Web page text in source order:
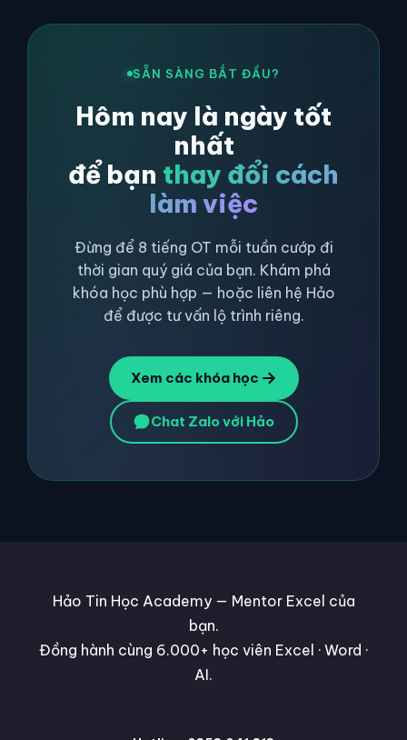
SẴN SÀNG BẮT ĐẦU?
Hôm nay là ngày tốt
nhất
để bạn thay đổi cách
làm việc
Đừng để 8 tiếng OT mỗi tuần cướp đi
thời gian quý giá của bạn. Khám phá
khóa học phù hợp — hoặc liên hệ Hảo
để được tư vấn lộ trình riêng.
Xem các khóa học
Chat Zalo với Hảo
Hảo Tin Học Academy — Mentor Excel của
bạn.
Đồng hành cùng 6.000+ học viên Excel · Word ·
AI.